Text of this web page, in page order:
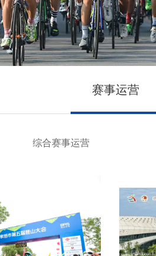
赛事运营
综合赛事运营